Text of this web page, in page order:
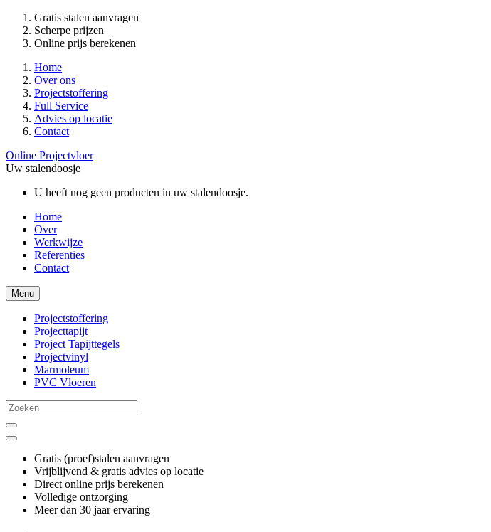
Gratis stalen aanvragen
Scherpe prijzen
Online prijs berekenen
Home
Over ons
Projectstoffering
Full Service
Advies op locatie
Contact
Online Projectvloer
Uw stalendoosje
U heeft nog geen producten in uw stalendoosje.
Home
Over
Werkwijze
Referenties
Contact
Menu
Projectstoffering
Projecttapijt
Project Tapijttegels
Projectvinyl
Marmoleum
PVC Vloeren
Gratis (proef)stalen aanvragen
Vrijblijvend & gratis advies op locatie
Direct online prijs berekenen
Volledige ontzorging
Meer dan 30 jaar ervaring